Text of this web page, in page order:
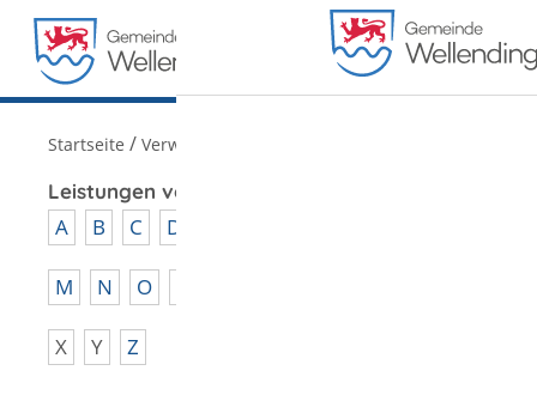
MENÜ
Startseite / Verwaltung
Leistungen von A - Z
A B C D
M N O
X Y Z